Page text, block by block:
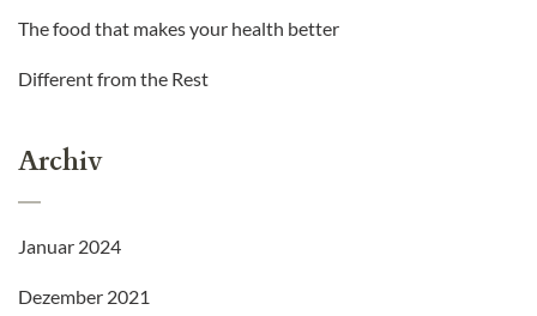
The food that makes your health better
Different from the Rest
Archiv
Januar 2024
Dezember 2021